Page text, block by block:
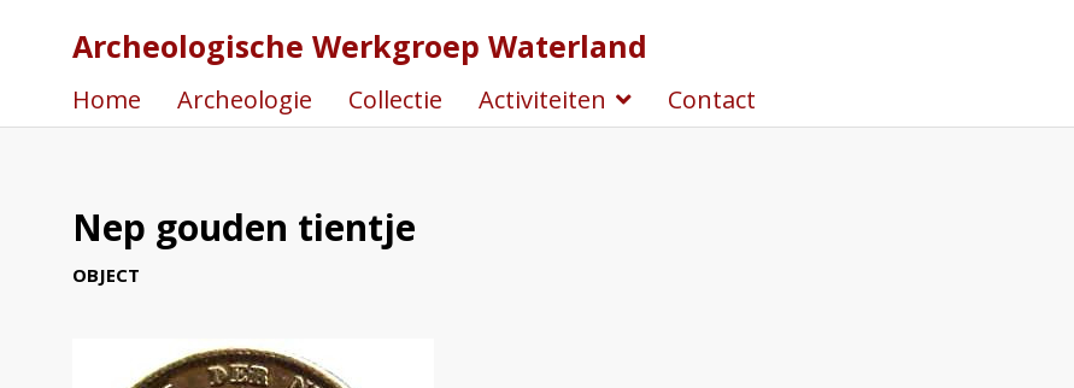
Archeologische Werkgroep Waterland
Home Archeologie Collectie Activiteiten Contact
Nep gouden tientje
OBJECT